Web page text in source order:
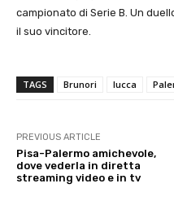
campionato di Serie B. Un
il suo vincitore.
TAGS Brunori lucca
PREVIOUS ARTICLE
Pisa-Palermo amichevole,
dove vederla in diretta
streaming video e in tv